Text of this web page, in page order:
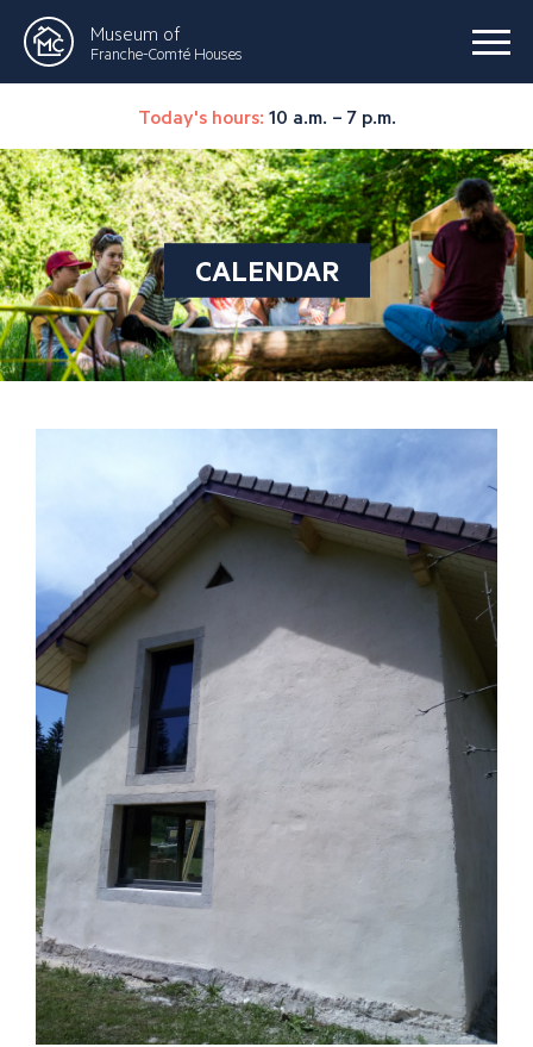
Museum of
Franche-Comté Houses
Today's hours: 10 a.m. – 7 p.m.
CALENDAR